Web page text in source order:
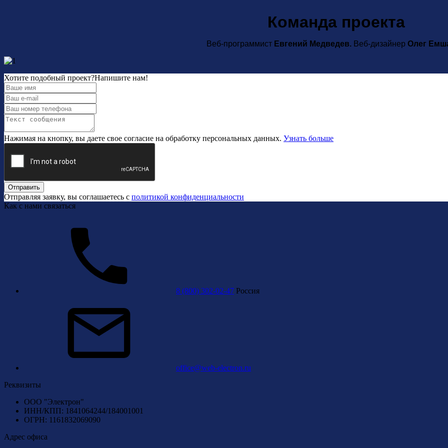
Команда проекта
Веб-программист Евгений Медведев. Веб-дизайнер Олег
Хотите подобный проект?Напишите нам!
Нажимая на кнопку, вы даете свое согласие на обработку персональных данных. Узнать больше
Отправить
Отправляя заявку, вы соглашаетесь с политикой конфиденциальности
Как с нами связаться
8 (800) 302-02-47 Россия
office@web-electron.ru
Реквизиты
ООО "Электрон"
ИНН/КПП: 1841064244/184001001
ОГРН: 1161832069090
Адрес офиса